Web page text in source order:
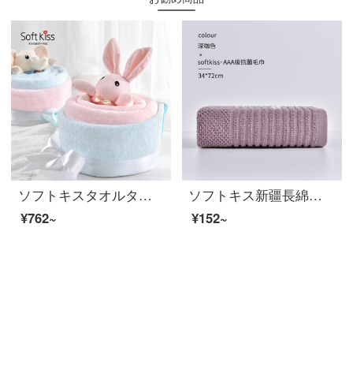
ソフトキスタオルタオルタオルタオルタオルタオル3点セット新生児ギフトボックス結婚相手のプレゼントセットを予約しました。プレゼントとして、ガールフレンドのバナナケーキセットをプレゼントします。タオル＋タオルタオルタオル＋プレゼント袋＋プレゼント箱
¥762~
ソフトキス新疆長綿タオルタオルタオルタオル抗菌綿男女洗顔タオル超柔軟強吸水タオル【深カレー色】34*72 cmタオル34*72 cmバスタオル70*140 cm
¥152~